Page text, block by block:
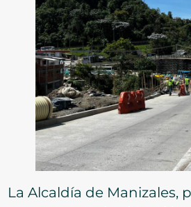
La Alcaldía de Manizales,